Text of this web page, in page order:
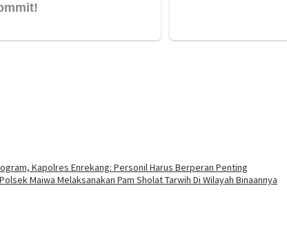
Kapolres Enrekang: Personil Harus Berperan Penting
Maiwa Melaksanakan Pam Sholat Tarwih Di Wilayah Binaannya